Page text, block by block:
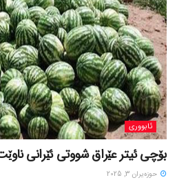
ئابووری
بۆچی ئیتر عێراق شووتی ئێرانی
حوزه‌یران 3, 2025